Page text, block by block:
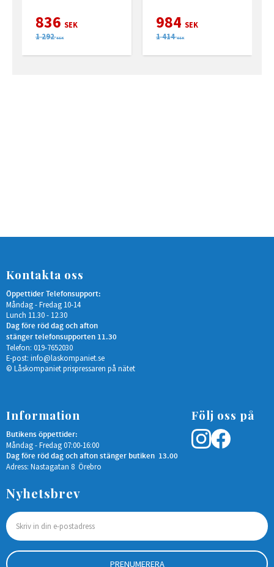
836 SEK
1 292 SEK
984 SEK
1 414 SEK
Kontakta oss
Öppettider Telefonsupport:
Måndag - Fredag 10-14
Lunch 11.30 - 12.30
Dag före röd dag och afton
stänger telefonsupporten 11.30
Telefon: 019-7652030
E-post: info@laskompaniet.se
© Låskompaniet prispressaren på nätet
Information
Butikens öppettider:
Måndag - Fredag 07:00-16:00
Dag före röd dag och afton stänger butiken 13.00
Adress: Nastagatan 8 Örebro
Följ oss på
Nyhetsbrev
PRENUMERERA